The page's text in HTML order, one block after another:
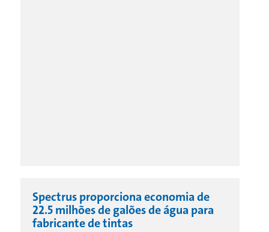
Spectrus proporciona economia de
22.5 milhões de galões de água para
fabricante de tintas